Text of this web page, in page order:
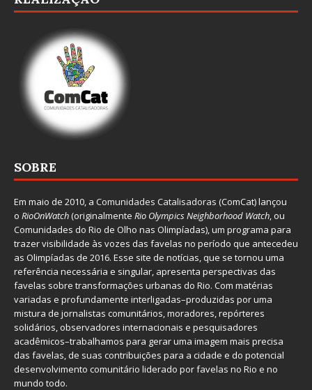
SOBRE
Em maio de 2010, a Comunidades Catalisadoras (ComCat) lançou
o RioOnWatch(originalmente Rio Olympics Neighborhood Watch, ou
Comunidades do Rio de Olho nas Olimpíadas), um programa para
trazer visibilidade às vozes das favelas no período que antecedeu
as Olimpíadas de 2016. Esse site de notícias, que se tornou uma
referência necessária e singular, apresenta perspectivas das
favelas sobre transformações urbanas do Rio. Com matérias
variadas e profundamente interligadas–produzidas por uma
mistura de jornalistas comunitários, moradores, repórteres
solidários, observadores internacionais e pesquisadores
acadêmicos–trabalhamos para gerar uma imagem mais precisa
das favelas, de suas contribuições para a cidade e do potencial
desenvolvimento comunitário liderado por favelas no Rio e no
mundo todo.